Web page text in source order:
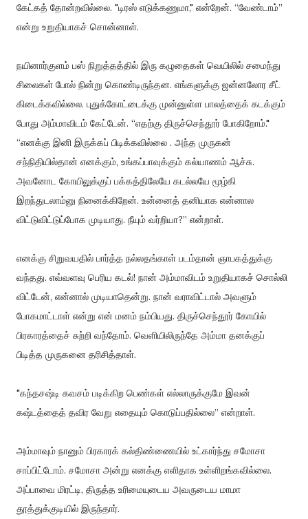
கேட்கத் தோன்றவில்லை. "டிரஸ் எடுக்கணுமா," என்றேன். “வேண்டாம்”
என்று உறுதியாகச் சொன்னாள்.
நயினார்குளம் பஸ் நிறுத்தத்தில் இரு கழுதைகள் வெயிலில் சமைந்து
சிலைகள் போல் நின்று கொண்டிருந்தன. எங்களுக்கு ஜன்னலோர சீட்
கிடைக்கவில்லை. புதுக்கோட்டைக்கு முன்னுள்ள பாலத்தைக் கடக்கும்
போது அம்மாவிடம் கேட்டேன். “எதற்கு திருச்செந்தூர் போகிறோம்."
“எனக்கு இனி இருக்கப் பிடிக்கவில்லை . அந்த முருகன்
சந்நிதியில்தான் எனக்கும், உங்கப்பாவுக்கும் கல்யாணம் ஆச்சு.
அவனோட கோயிலுக்குப் பக்கத்திலேயே கடல்லயே மூழ்கி
இறந்துடலாம்னு நினைக்கிறேன். உன்னைத் தனியாக என்னால
விட்டுவிட்டுப்போக முடியாது. நீயும் வர்றியா?” என்றாள்.
எனக்கு சிறுவயதில் பார்த்த நல்லதங்காள் படம்தான் ஞாபகத்துக்கு
வந்தது. எவ்வளவு பெரிய கடல்! நான் அம்மாவிடம் உறுதியாகச் சொல்லி
விட்டேன், என்னால் முடியாதென்று. நான் வராவிட்டால் அவளும்
போகமாட்டாள் என்று என் மனம் நம்பியது. திருச்செந்தூர் கோயில்
பிரகாரத்தைச் சுற்றி வந்தோம். வெளியிலிருந்தே அம்மா தனக்குப்
பிடித்த முருகனை தரிசித்தாள்.
"கந்தசஷ்டி கவசம் படிக்கிற பெண்கள் எல்லாருக்குமே இவன்
கஷ்டத்தைத் தவிர வேறு எதையும் கொடுப்பதில்லை” என்றாள்.
அம்மாவும் நானும் பிரகாரக் கல்திண்ணையில் உட்கார்ந்து சமோசா
சாப்பிட்டோம். சமோசா அன்று எனக்கு எளிதாக உள்ளிறங்கவில்லை.
அப்பாவை மிரட்டி, திருத்த உரிமையுடைய அவருடைய மாமா
தூத்துக்குடியில் இருந்தார்.